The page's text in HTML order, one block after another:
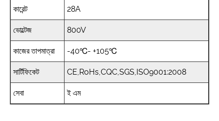
কারেন্ট 28A
ভোল্টেজ 800V
কাজের তাপমাত্রা -40℃- +105℃
সার্টিফিকেট CE,RoHs,CQC,SGS,ISO9001:2008
সেবা ই এম